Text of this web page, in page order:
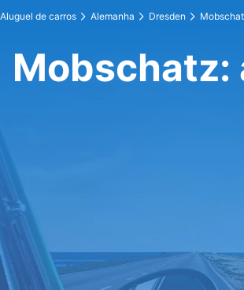
Aluguel de carros Alemanha Dresden
Mobschatz: